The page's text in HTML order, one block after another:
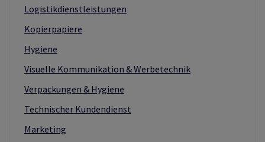
Logistikdienstleistungen
Kopierpapiere
Hygiene
Visuelle Kommunikation & Werbetechnik
Verpackungen & Hygiene
Technischer Kundendienst
Marketing